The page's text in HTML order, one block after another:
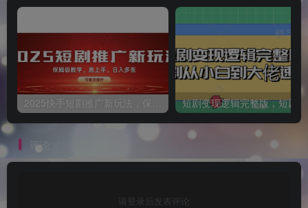
评论
请登录后发表评论